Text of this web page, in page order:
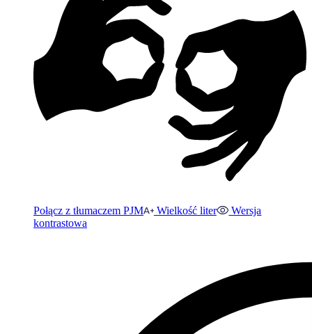
Połącz z tłumaczem PJM Wielkość liter
Wersja
kontrastowa